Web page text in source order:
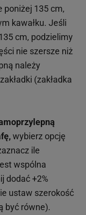
poniżej 135 cm,
kawałku. Jeśli
cm, podzielimy
nie szersze niż
należy
(zakładka
wybierz opcję
ile
wspólna
dodać +2%
ustaw szerokość
być równe).